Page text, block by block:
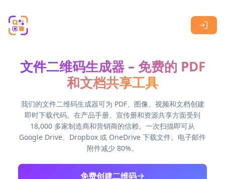
文件二维码生成器 – 免费的 PDF
和文档共享工具
我们的文件二维码生成器可为 PDF、图像、视频和文档创建
即时下载代码。在产品手册、宣传册和资源共享方面受到
18,000 多家制造商和营销商的信赖。一次扫描即可从
Google Drive、Dropbox 或 OneDrive 下载文件。电子邮件
附件减少 80%。
免费创建二维码